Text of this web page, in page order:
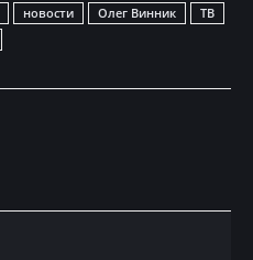
новости Олег Винник
ТВ